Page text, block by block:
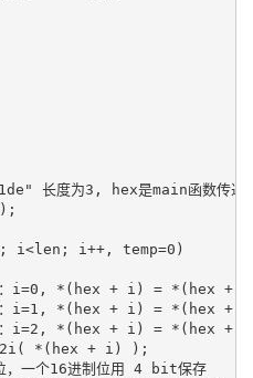
度为3, hex是main函数传递
i++, temp=0)
+ i) = *(hex + 0) =
+ i) = *(hex + 1) =
+ i) = *(hex + 2) =
+ i) );
制位用 4 bit保存